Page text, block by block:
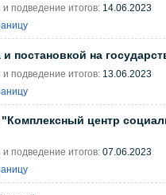
и подведение итогов: 14.06.2023
постановкой на
и подведение итогов: 13.06.2023
центр
и подведение итогов: 07.06.2023